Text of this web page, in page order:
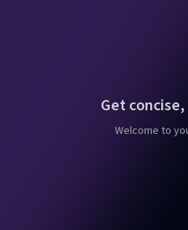
Get
Welcome to